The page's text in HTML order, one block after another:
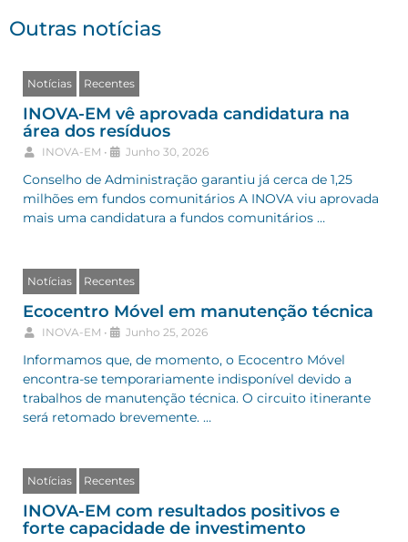
Outras notícias
Notícias Recentes
INOVA-EM vê aprovada candidatura na
área dos resíduos
INOVA-EM • Junho 30, 2026
Conselho de Administração garantiu já cerca de 1,25
milhões em fundos comunitários A INOVA viu aprovada
mais uma candidatura a fundos comunitários …
Notícias Recentes
Ecocentro Móvel em manutenção técnica
INOVA-EM • Junho 25, 2026
Informamos que, de momento, o Ecocentro Móvel
encontra-se temporariamente indisponível devido a
trabalhos de manutenção técnica. O circuito itinerante
será retomado brevemente. …
Notícias Recentes
INOVA-EM com resultados positivos e
forte capacidade de investimento